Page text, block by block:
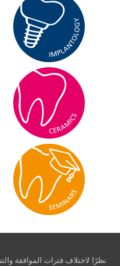
نظرًا لاختلاف فترات الموافقة